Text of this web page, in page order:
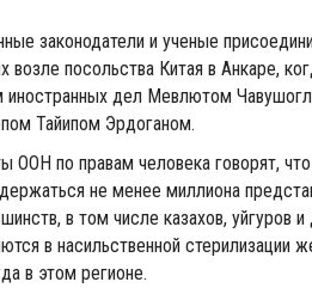
законодатели и ученые
возле посольства Китая в Анкаре,
иностранных дел Мевлютом
Тайипом Эрдоганом.
ООН по правам человека говорят,
не менее миллиона
в том числе казахов, уйгуров и
в насильственной стерилизации
в этом регионе.